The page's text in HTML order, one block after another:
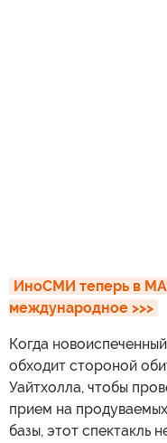
ИноСМИ теперь в
международное >>>
Когда
обходит стороной
Уайтхолла, чтобы
прием на
базы, этот спектакль